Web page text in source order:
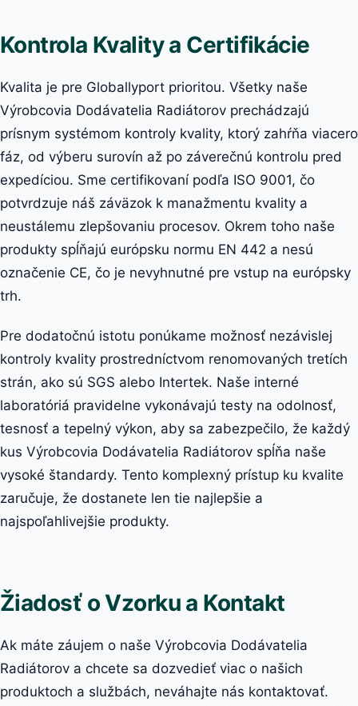
Kontrola Kvality a Certifikácie
Kvalita je pre Globallyport prioritou. Všetky naše
Výrobcovia Dodávatelia Radiátorov prechádzajú
prísnym systémom kontroly kvality, ktorý zahŕňa viacero
fáz, od výberu surovín až po záverečnú kontrolu pred
expedíciou. Sme certifikovaní podľa ISO 9001, čo
potvrdzuje náš záväzok k manažmentu kvality a
neustálemu zlepšovaniu procesov. Okrem toho naše
produkty spĺňajú európsku normu EN 442 a nesú
označenie CE, čo je nevyhnutné pre vstup na európsky
trh.
Pre dodatočnú istotu ponúkame možnosť nezávislej
kontroly kvality prostredníctvom renomovaných tretích
strán, ako sú SGS alebo Intertek. Naše interné
laboratóriá pravidelne vykonávajú testy na odolnosť,
tesnosť a tepelný výkon, aby sa zabezpečilo, že každý
kus Výrobcovia Dodávatelia Radiátorov spĺňa naše
vysoké štandardy. Tento komplexný prístup ku kvalite
zaručuje, že dostanete len tie najlepšie a
najspoľahlivejšie produkty.
Žiadosť o Vzorku a Kontakt
Ak máte záujem o naše Výrobcovia Dodávatelia
Radiátorov a chcete sa dozvedieť viac o našich
produktoch a službách, neváhajte nás kontaktovať.